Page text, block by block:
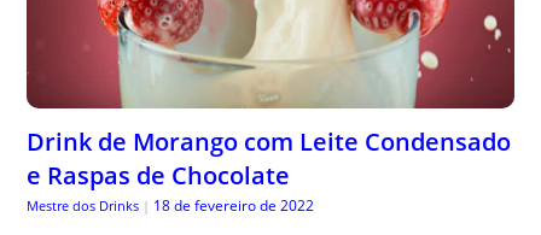
Drink de Morango com Leite Condensado
e Raspas de Chocolate
Mestre dos Drinks | 18 de fevereiro de 2022